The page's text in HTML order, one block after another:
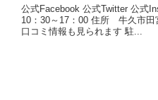
公式Facebook 公式Twitter 公式
10：30～17：00 住所 牛久市
口コミ情報も見られます 駐...